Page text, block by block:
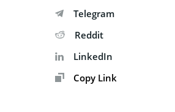
Telegram
Reddit
LinkedIn
Copy Link